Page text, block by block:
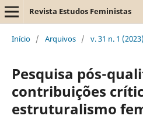
Revista Estudos Feministas
Início / Arquivos / v. 31 n. 1 (2023)
Pesquisa pós-
contribuições
estruturalismo